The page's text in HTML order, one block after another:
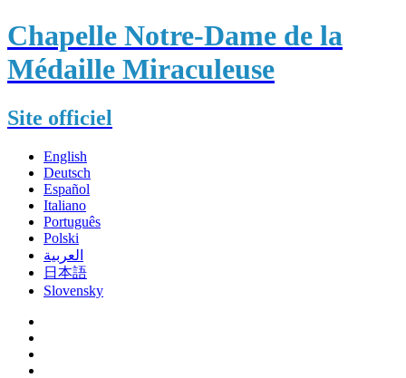
Chapelle Notre-Dame de la
Médaille Miraculeuse
Site officiel
English
Deutsch
Español
Italiano
Português
Polski
العربية
日本語
Slovensky